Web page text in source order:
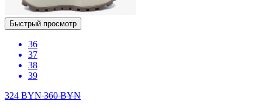
Быстрый просмотр
36
37
38
39
324 BYN360BYN